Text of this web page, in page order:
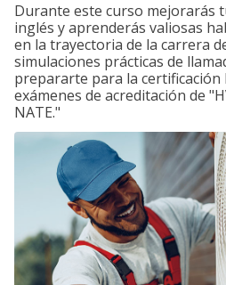
Durante este curso mejorarás
inglés y aprenderás valiosas
en la trayectoria de la carrera
simulaciones prácticas de
prepararte para la certificación
exámenes de acreditación de
NATE."